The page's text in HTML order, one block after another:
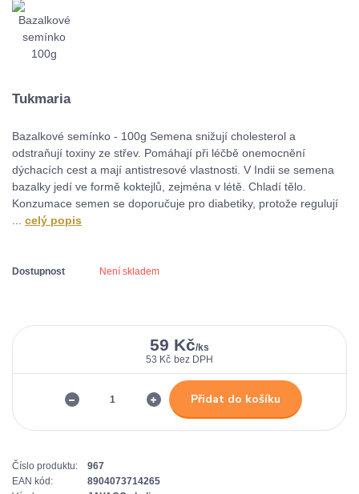
Tukmaria
Bazalkové semínko - 100g Semena snižují cholesterol a
odstraňují toxiny ze střev. Pomáhají při léčbě onemocnění
dýchacích cest a mají antistresové vlastnosti. V Indii se semena
bazalky jedí ve formě koktejlů, zejména v létě. Chladí tělo.
Konzumace semen se doporučuje pro diabetiky, protože regulují
celý popis
Dostupnost Není skladem
59 Kč/ks
53 Kč bez DPH
Přidat do košíku
Číslo produktu:
967
EAN kód:
8904073714265